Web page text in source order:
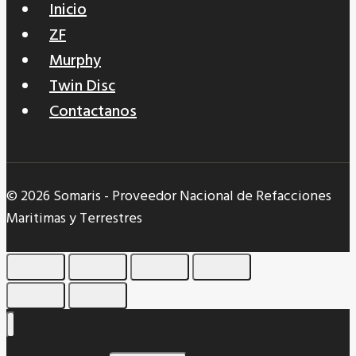
Inicio
ZF
Murphy
Twin Disc
Contactanos
© 2026 Somaris - Proveedor Nacional de Refacciones
Maritimas y Terrestres